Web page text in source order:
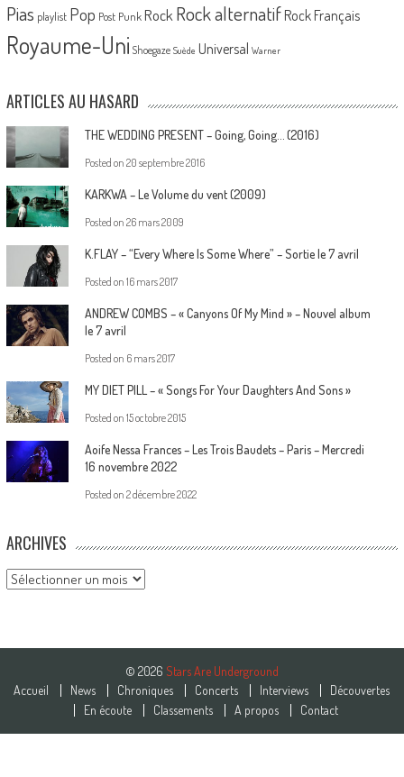
Pias playlist Pop Post Punk Rock Rock alternatif Rock Français
Royaume-Uni Shoegaze Suède Universal Warner
ARTICLES AU HASARD
THE WEDDING PRESENT – Going, Going… (2016)
Posted on 20 septembre 2016
KARKWA – Le Volume du vent (2009)
Posted on 26 mars 2009
K.FLAY – “Every Where Is Some Where” – Sortie le 7 avril
Posted on 16 mars 2017
ANDREW COMBS – « Canyons Of My Mind » – Nouvel album
le 7 avril
Posted on 6 mars 2017
MY DIET PILL – « Songs For Your Daughters And Sons »
Posted on 15 octobre 2015
Aoife Nessa Frances – Les Trois Baudets – Paris – Mercredi
16 novembre 2022
Posted on 2 décembre 2022
ARCHIVES
Archives
© 2026 Stars Are Underground
Accueil
News Chroniques Concerts Interviews
Découvertes
En écoute
Classements A propos Contact